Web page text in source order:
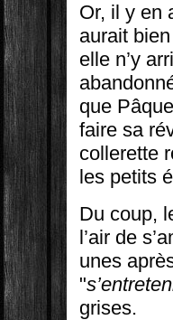
Or, il y en
aurait
elle n’y
que
faire sa
collerette
les petits
Du coup,
l’air de
unes
"
grises.